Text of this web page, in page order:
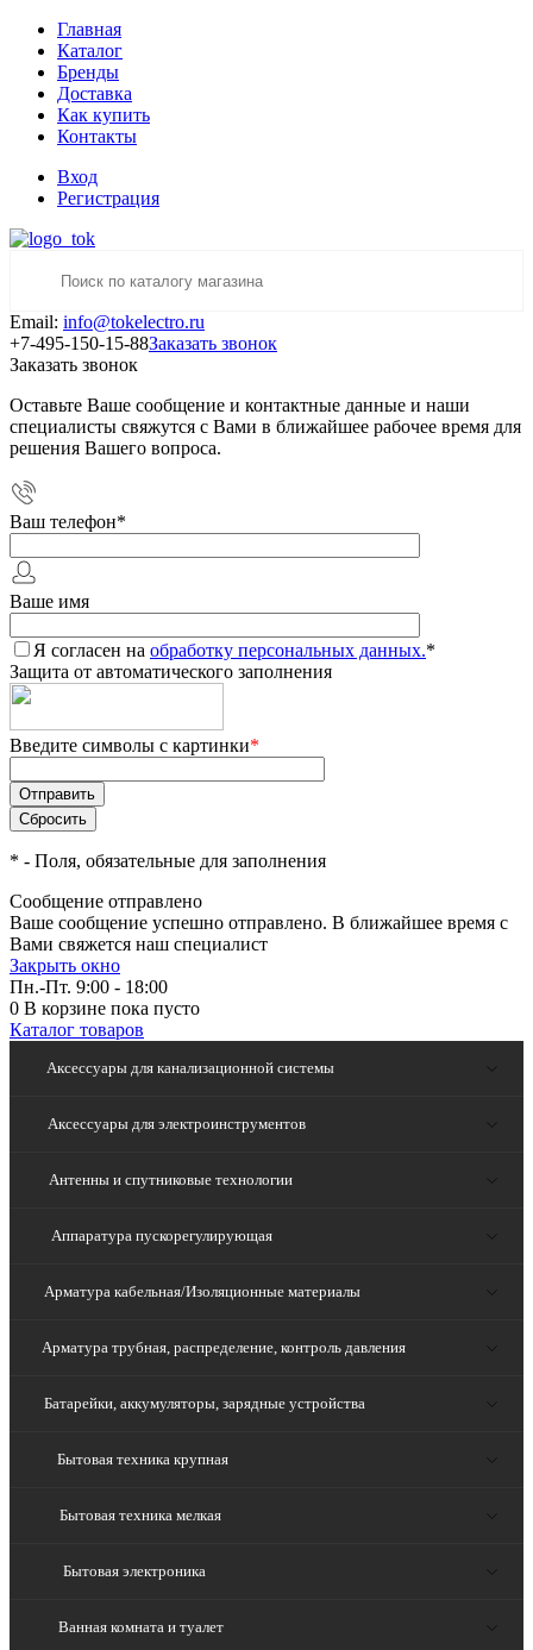
Главная
Каталог
Бренды
Доставка
Как купить
Контакты
Вход
Регистрация
Email: info@tokelectro.ru
+7-495-150-15-88Заказать звонок
Заказать звонок
Оставьте Ваше сообщение и контактные данные и наши
специалисты свяжутся с Вами в ближайшее рабочее время для
решения Вашего вопроса.
Ваш телефон*
Ваше имя
Я согласен на обработку персональных данных.*
Защита от автоматического заполнения
Введите символы с картинки*
* - Поля, обязательные для заполнения
Сообщение отправлено
Ваше сообщение успешно отправлено. В ближайшее время с
Вами свяжется наш специалист
Закрыть окно
Пн.-Пт. 9:00 - 18:00
0 В корзине пока пусто
Каталог товаров
Аксессуары для канализационной системы
Аксессуары для электроинструментов
Антенны и спутниковые технологии
Аппаратура пускорегулирующая
Арматура кабельная/Изоляционные материалы
Арматура трубная, распределение, контроль давления
Батарейки, аккумуляторы, зарядные устройства
Бытовая техника крупная
Бытовая техника мелкая
Бытовая электроника
Ванная комната и туалет